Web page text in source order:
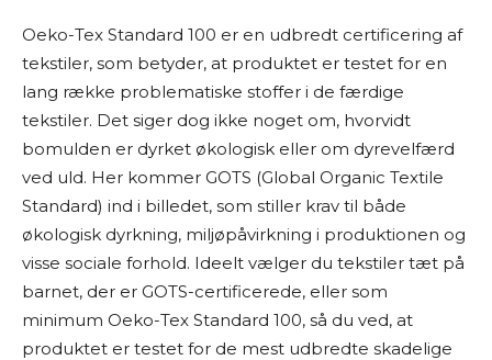
Oeko-Tex Standard 100 er en udbredt certificering af
tekstiler, som betyder, at produktet er testet for en
lang række problematiske stoffer i de færdige
tekstiler. Det siger dog ikke noget om, hvorvidt
bomulden er dyrket økologisk eller om dyrevelfærd
ved uld. Her kommer GOTS (Global Organic Textile
Standard) ind i billedet, som stiller krav til både
økologisk dyrkning, miljøpåvirkning i produktionen og
visse sociale forhold. Ideelt vælger du tekstiler tæt på
barnet, der er GOTS-certificerede, eller som
minimum Oeko-Tex Standard 100, så du ved, at
produktet er testet for de mest udbredte skadelige